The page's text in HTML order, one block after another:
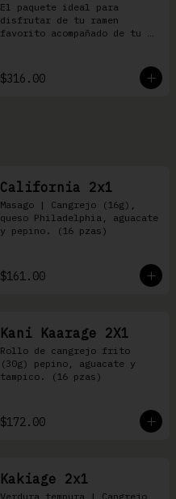
El paquete ideal para
disfrutar de tu ramen
favorito acompañado de tu
$316.00
California 2x1
Masago | Cangrejo (16g),
queso Philadelphia, aguacate
y pepino. (16 pzas)
$161.00
Kani Kaarage 2X1
Rollo de cangrejo frito
(30g) pepino, aguacate y
tampico. (16 pzas)
$172.00
Kakiage 2x1
Verdura tempura | Cangrejo